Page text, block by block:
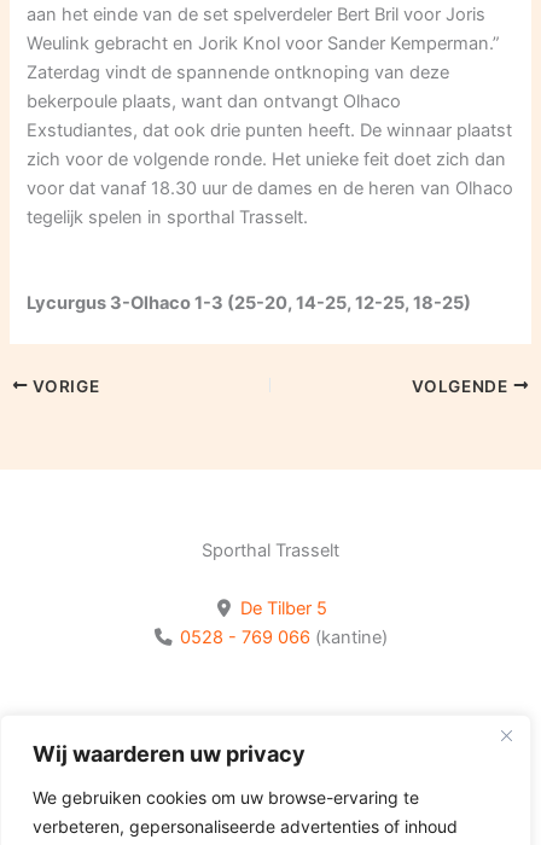
Wij waarderen uw privacy
We gebruiken cookies om uw browse-ervaring te
verbeteren, gepersonaliseerde advertenties of inhoud
aan het einde van de set spelverdeler Bert Bril voor Joris
Weulink gebracht en Jorik Knol voor Sander Kemperman.”
Zaterdag vindt de spannende ontknoping van deze
bekerpoule plaats, want dan ontvangt Olhaco
Exstudiantes, dat ook drie punten heeft. De winnaar plaatst
zich voor de volgende ronde. Het unieke feit doet zich dan
voor dat vanaf 18.30 uur de dames en de heren van Olhaco
tegelijk spelen in sporthal Trasselt.
Lycurgus 3-Olhaco 1-3 (25-20, 14-25, 12-25, 18-25)
VORIGE VOLGENDE
Sporthal Trasselt
De Tilber 5
0528 - 769 066 (kantine)
Volg Olhaco op Facebook
Volg Olhaco op Instagram